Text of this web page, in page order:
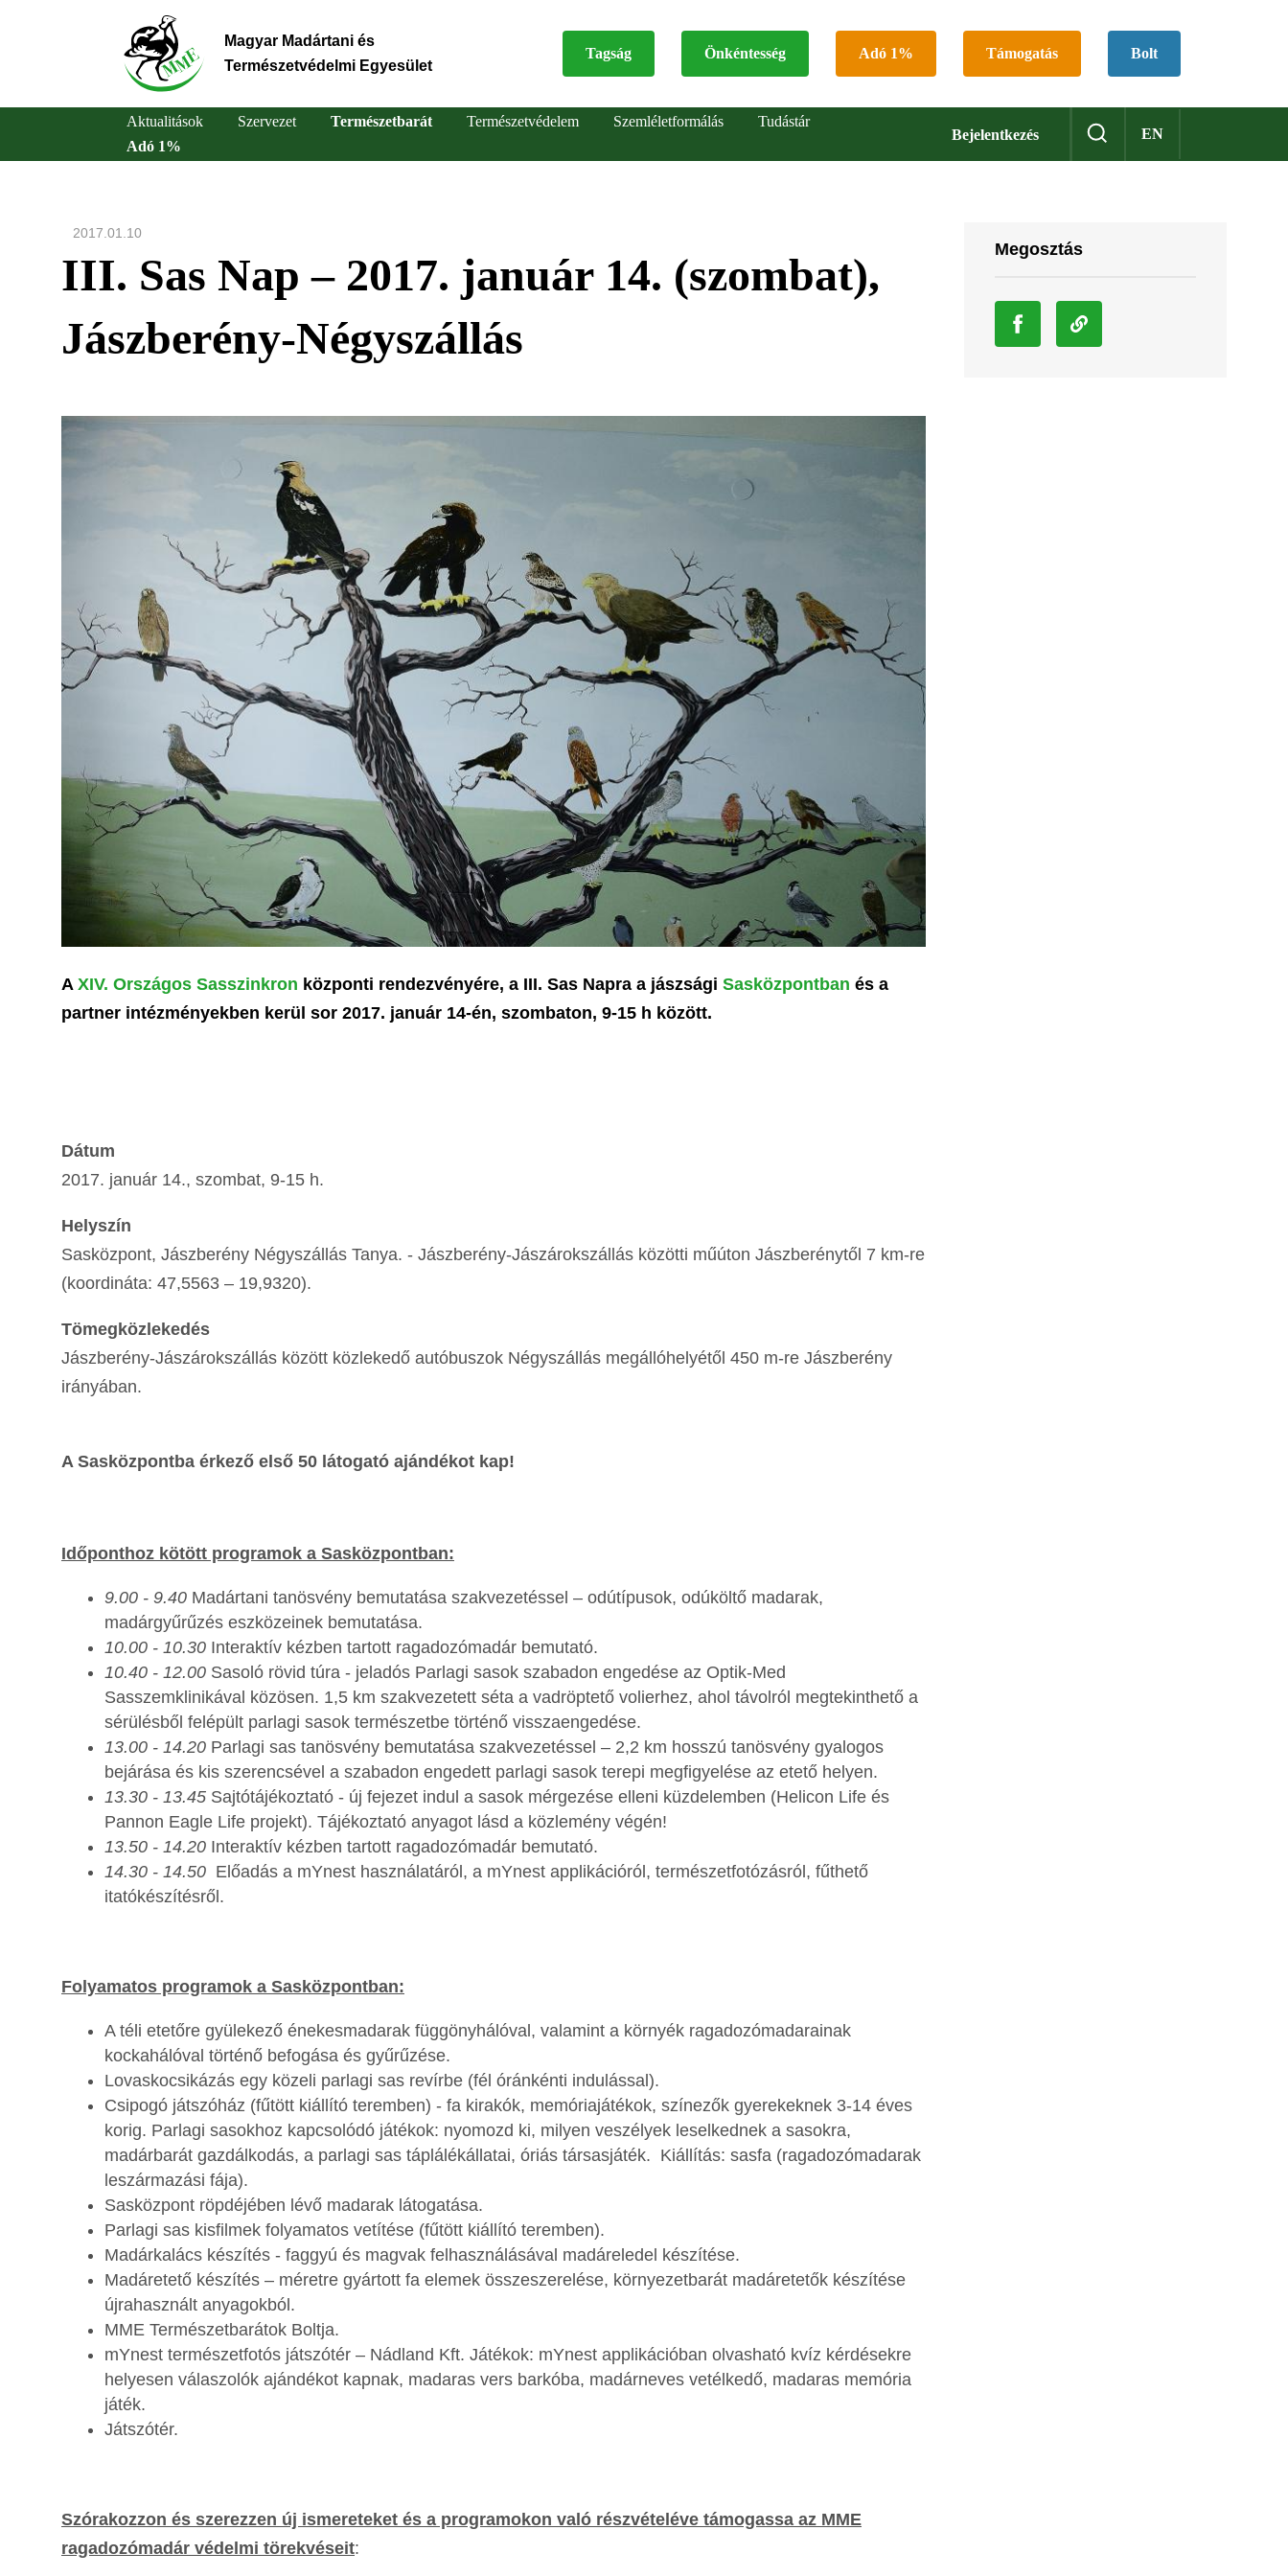
Magyar Madártani és
Természetvédelmi Egyesület
Top
Tagság Önkéntesség Adó 1% Támogatás Bolt
Bejelentkezés EN
Main
navigation
Aktualitások Szervezet Természetbarát Természetvédelem Szemléletformálás
Tudástár
Adó 1%
2017.01.10
III. Sas Nap – 2017. január 14. (szombat),
Jászberény-Négyszállás
A XIV. Országos Sasszinkron központi rendezvényére, a III. Sas Napra a jászsági Sasközpontban és a
partner intézményekben kerül sor 2017. január 14-én, szombaton, 9-15 h között.
Dátum
2017. január 14., szombat, 9-15 h.
Helyszín
Sasközpont, Jászberény Négyszállás Tanya. - Jászberény-Jászárokszállás közötti műúton Jászberénytől 7 km-re
(koordináta: 47,5563 – 19,9320).
Tömegközlekedés
Jászberény-Jászárokszállás között közlekedő autóbuszok Négyszállás megállóhelyétől 450 m-re Jászberény
irányában.
A Sasközpontba érkező első 50 látogató ajándékot kap!
Időponthoz kötött programok a Sasközpontban:
9.00 - 9.40 Madártani tanösvény bemutatása szakvezetéssel – odútípusok, odúköltő madarak,
madárgyűrűzés eszközeinek bemutatása.
10.00 - 10.30 Interaktív kézben tartott ragadozómadár bemutató.
10.40 - 12.00 Sasoló rövid túra - jeladós Parlagi sasok szabadon engedése az Optik-Med
Sasszemklinikával közösen. 1,5 km szakvezetett séta a vadröptető volierhez, ahol távolról megtekinthető a
sérülésből felépült parlagi sasok természetbe történő visszaengedése.
13.00 - 14.20 Parlagi sas tanösvény bemutatása szakvezetéssel – 2,2 km hosszú tanösvény gyalogos
bejárása és kis szerencsével a szabadon engedett parlagi sasok terepi megfigyelése az etető helyen.
13.30 - 13.45 Sajtótájékoztató - új fejezet indul a sasok mérgezése elleni küzdelemben (Helicon Life és
Pannon Eagle Life projekt). Tájékoztató anyagot lásd a közlemény végén!
13.50 - 14.20 Interaktív kézben tartott ragadozómadár bemutató.
14.30 - 14.50 Előadás a mYnest használatáról, a mYnest applikációról, természetfotózásról, fűthető
itatókészítésről.
Folyamatos programok a Sasközpontban:
A téli etetőre gyülekező énekesmadarak függönyhálóval, valamint a környék ragadozómadarainak
kockahálóval történő befogása és gyűrűzése.
Lovaskocsikázás egy közeli parlagi sas revírbe (fél óránkénti indulással).
Csipogó játszóház (fűtött kiállító teremben) - fa kirakók, memóriajátékok, színezők gyerekeknek 3-14 éves
korig. Parlagi sasokhoz kapcsolódó játékok: nyomozd ki, milyen veszélyek leselkednek a sasokra,
madárbarát gazdálkodás, a parlagi sas táplálékállatai, óriás társasjáték. Kiállítás: sasfa (ragadozómadarak
leszármazási fája).
Sasközpont röpdéjében lévő madarak látogatása.
Parlagi sas kisfilmek folyamatos vetítése (fűtött kiállító teremben).
Madárkalács készítés - faggyú és magvak felhasználásával madáreledel készítése.
Madáretető készítés – méretre gyártott fa elemek összeszerelése, környezetbarát madáretetők készítése
újrahasznált anyagokból.
MME Természetbarátok Boltja.
mYnest természetfotós játszótér – Nádland Kft. Játékok: mYnest applikációban olvasható kvíz kérdésekre
helyesen válaszolók ajándékot kapnak, madaras vers barkóba, madárneves vetélkedő, madaras memória
játék.
Játszótér.
Szórakozzon és szerezzen új ismereteket és a programokon való részvételéve támogassa az MME
ragadozómadár védelmi törekvéseit:
Megosztás